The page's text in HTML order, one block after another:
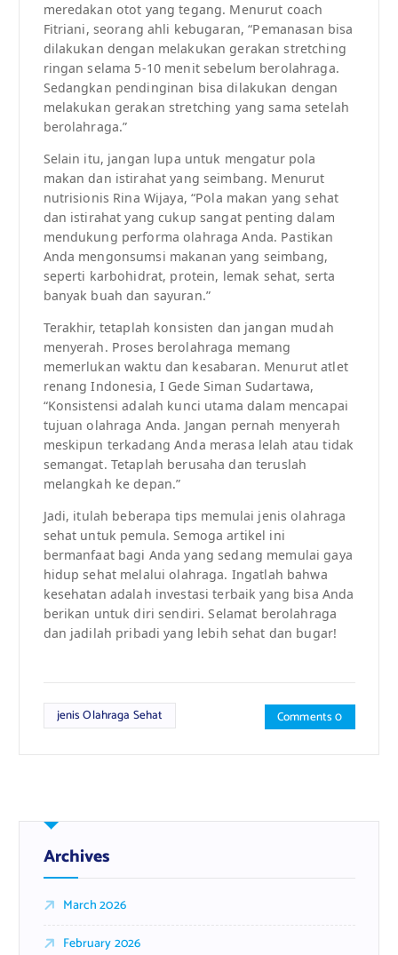
meredakan otot yang tegang. Menurut coach
Fitriani, seorang ahli kebugaran, “Pemanasan bisa
dilakukan dengan melakukan gerakan stretching
ringan selama 5-10 menit sebelum berolahraga.
Sedangkan pendinginan bisa dilakukan dengan
melakukan gerakan stretching yang sama setelah
berolahraga.”
Selain itu, jangan lupa untuk mengatur pola
makan dan istirahat yang seimbang. Menurut
nutrisionis Rina Wijaya, “Pola makan yang sehat
dan istirahat yang cukup sangat penting dalam
mendukung performa olahraga Anda. Pastikan
Anda mengonsumsi makanan yang seimbang,
seperti karbohidrat, protein, lemak sehat, serta
banyak buah dan sayuran.”
Terakhir, tetaplah konsisten dan jangan mudah
menyerah. Proses berolahraga memang
memerlukan waktu dan kesabaran. Menurut atlet
renang Indonesia, I Gede Siman Sudartawa,
“Konsistensi adalah kunci utama dalam mencapai
tujuan olahraga Anda. Jangan pernah menyerah
meskipun terkadang Anda merasa lelah atau tidak
semangat. Tetaplah berusaha dan teruslah
melangkah ke depan.”
Jadi, itulah beberapa tips memulai jenis olahraga
sehat untuk pemula. Semoga artikel ini
bermanfaat bagi Anda yang sedang memulai gaya
hidup sehat melalui olahraga. Ingatlah bahwa
kesehatan adalah investasi terbaik yang bisa Anda
berikan untuk diri sendiri. Selamat berolahraga
dan jadilah pribadi yang lebih sehat dan bugar!
jenis Olahraga Sehat Comments 0
Archives
March 2026
February 2026